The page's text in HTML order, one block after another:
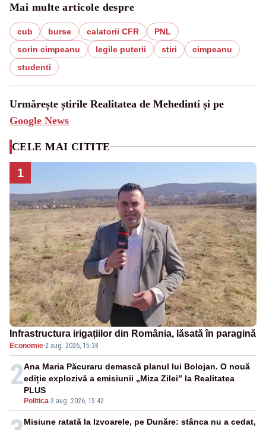
Mai multe articole despre
cub burse calatorii CFR
PNL
sorin cimpeanu
legile puterii stiri
cimpeanu
studenti
Urmărește știrile Realitatea de Mehedinti și pe
Google News
CELE MAI CITITE
1
Infrastructura irigațiilor din România, lăsată în paragină
Economie·2 aug. 2026, 15:38
2
Politica-2 aug. 2026, 15:42
Ana Maria Păcuraru demască planul lui Bolojan. O nouă
ediție explozivă a emisiunii „Miza Zilei” la Realitatea
PLUS
Misiune ratată la Izvoarele, pe Dunăre: stânca nu a cedat,